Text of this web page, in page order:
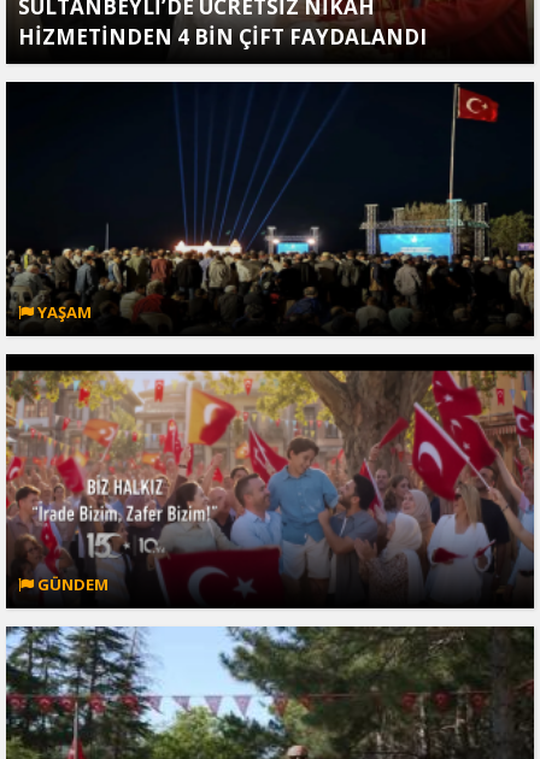
SULTANBEYLİ’DE ÜCRETSİZ NİKÂH
HİZMETİNDEN 4 BİN ÇİFT FAYDALANDI
YAŞAM
GÜNDEM